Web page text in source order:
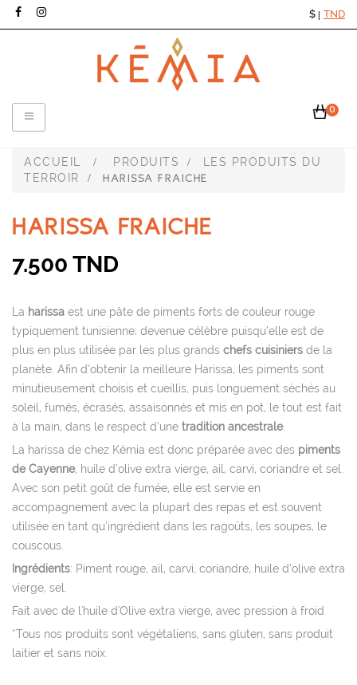
$ TND
0
Toggle
navigation
ACCUEIL > PRODUITS >
LES PRODUITS DU
TERROIR
> HARISSA FRAICHE
HARISSA FRAICHE
7.500 TND
La harissa est une pâte de piments forts de couleur rouge
typiquement tunisienne; devenue célèbre puisqu’elle est de
plus en plus utilisée par les plus grands chefs cuisiniers de la
planète. Afin d’obtenir la meilleure Harissa, les piments sont
minutieusement choisis et cueillis, puis longuement séchés au
soleil, fumés, écrasés, assaisonnés et mis en pot, le tout est fait
à la main, dans le respect d’une tradition ancestrale.
La harissa de chez Kémia est donc préparée avec des piments
de Cayenne, huile d’olive extra vierge, ail, carvi, coriandre et sel.
Avec son petit goût de fumée, elle est servie en
accompagnement avec la plupart des repas et est souvent
utilisée en tant qu’ingrédient dans les ragoûts, les soupes, le
couscous.
Ingrédients: Piment rouge, ail, carvi, coriandre, huile d’olive extra
vierge, sel.
Fait avec de l'huile d'Olive extra vierge, avec pression à froid
*Tous nos produits sont végétaliens, sans gluten, sans produit
laitier et sans noix.